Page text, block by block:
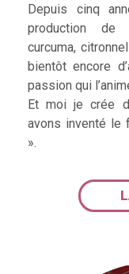
Depuis cinq
production de
curcuma,
bientôt encore
passion qui
Et moi je crée
avons inventé le
».